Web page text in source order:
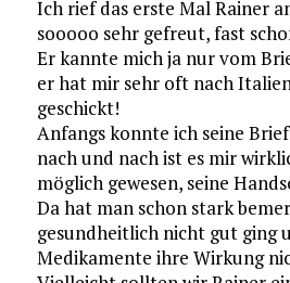
Ich rief das erste Mal Rainer
sooooo sehr gefreut, fast
Er kannte mich ja nur vom
er hat mir sehr oft nach
geschickt!
Anfangs konnte ich seine
nach und nach ist es mir
möglich gewesen, seine
Da hat man schon stark
gesundheitlich nicht gut ging
Medikamente ihre Wirkung